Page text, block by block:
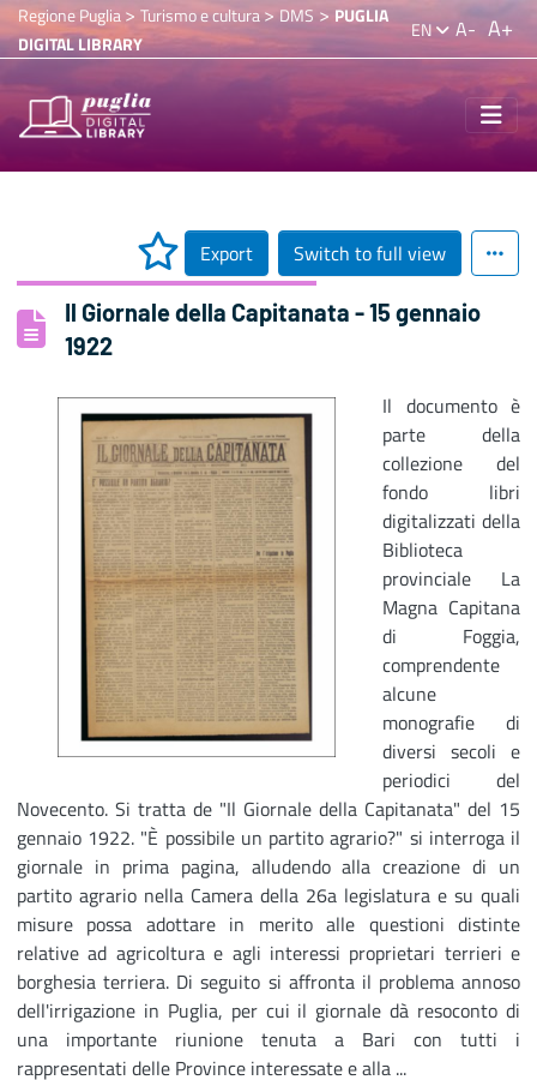
Regione Puglia> Turismo e cultura>DMS > PUGLIA
DIGITAL LIBRARY
EN A- A+
Export Switch to full view
Il Giornale della Capitanata - 15 gennaio
1922
Il documento è
parte della
collezione del
fondo libri
digitalizzati della
Biblioteca
provinciale La
Magna Capitana
di Foggia,
comprendente
alcune
monografie di
diversi secoli e
periodici del
Novecento. Si tratta de "Il Giornale della Capitanata" del 15
gennaio 1922. "È possibile un partito agrario?" si interroga il
giornale in prima pagina, alludendo alla creazione di un
partito agrario nella Camera della 26a legislatura e su quali
misure possa adottare in merito alle questioni distinte
relative ad agricoltura e agli interessi proprietari terrieri e
borghesia terriera. Di seguito si affronta il problema annoso
dell'irrigazione in Puglia, per cui il giornale dà resoconto di
una importante riunione tenuta a Bari con tutti i
rappresentati delle Province interessate e alla ...